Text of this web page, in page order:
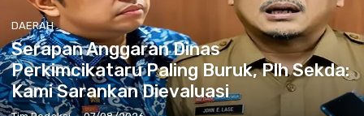
DAERAH
Serapan Anggaran Dinas
Perkimcikataru Paling Buruk, Plh Sekda:
Kami Sarankan Dievaluasi